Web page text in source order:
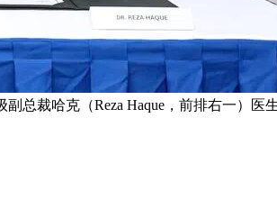
总裁哈克（Reza Haque，前排右一）医